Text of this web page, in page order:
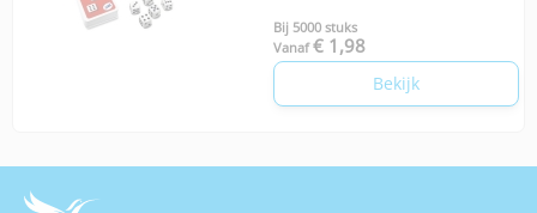
Bij 5000 stuks
Vanaf € 1,98
Bekijk